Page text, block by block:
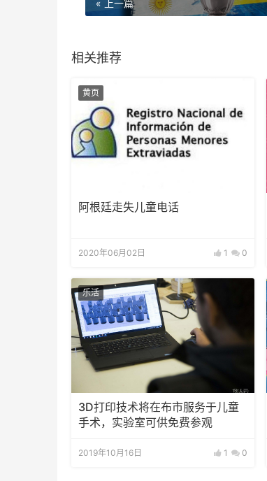
« 上一篇
相关推荐
黄页
阿根廷走失儿童电话
2020年06月02日 1 0
乐活
3D打印技术将在布市服务于儿童
手术，实验室可供免费参观
2019年10月16日 1 0